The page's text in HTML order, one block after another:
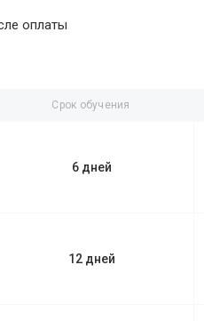
оплаты
Срок обучения
6 дней
12 дней